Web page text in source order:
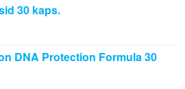
30 kaps.
DNA Protection Formula 30